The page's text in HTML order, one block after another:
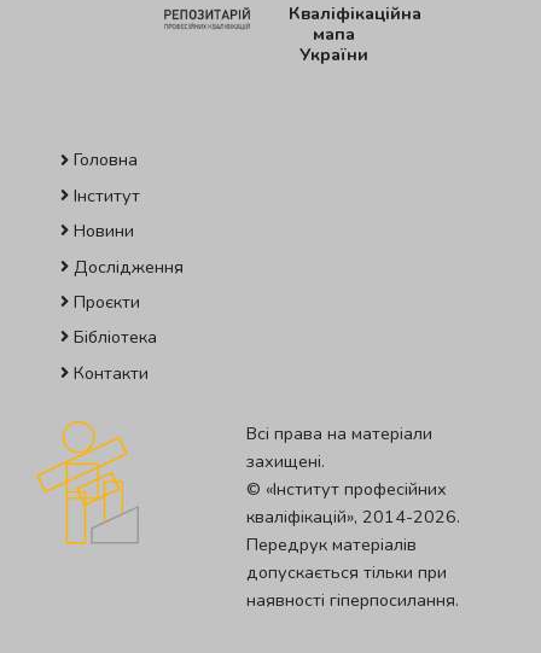
Кваліфікаційна
мапа
України
Головна
Інститут
Новини
Дослідження
Проєкти
Бібліотека
Контакти
Всі права на матеріали
захищені.
© «Iнститут професiйних
квалiфiкацiй», 2014-2026.
Передрук матеріалів
допускається тільки при
наявності гіперпосилання.